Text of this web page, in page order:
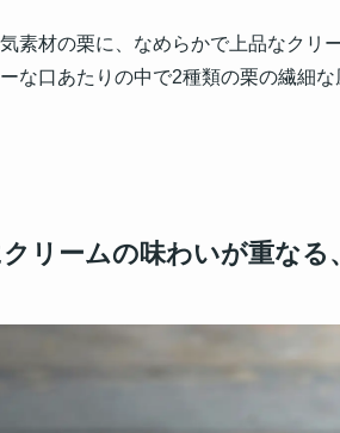
素材の栗に、なめらかで上品なクリ
な口あたりの中で2種類の栗の繊細
リームの味わいが重な